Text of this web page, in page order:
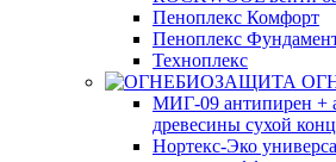
Пеноплекс Комфорт
Пеноплекс
Техноплекс
МИГ-09 антипирен +
древесины сухой
Нортекс-Эко